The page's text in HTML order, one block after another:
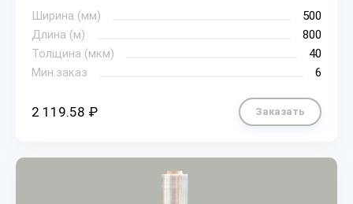
Ширина (мм)
500
Длина (м)
800
Толщина (мкм)
40
Мин.заказ
6
2 119.58 ₽ Заказать